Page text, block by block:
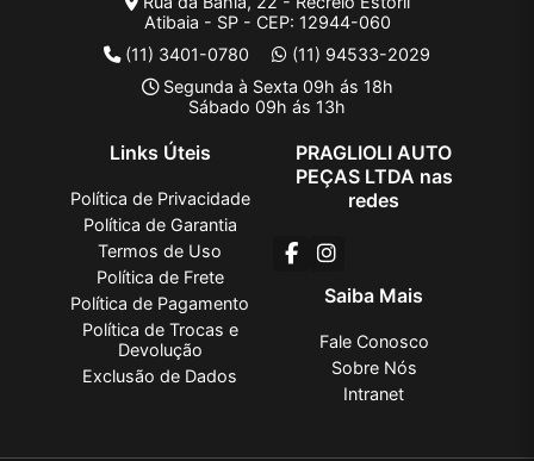
Atibaia - SP - CEP: 12944-060
(11) 3401-0780
(11) 94533-2029
Segunda à Sexta 09h ás 18h
Sábado 09h ás 13h
Links Úteis
Política de Privacidade
Política de Garantia
Termos de Uso
Política de Frete
Política de Pagamento
Política de Trocas e
Devolução
Exclusão de Dados
PRAGLIOLI AUTO
PEÇAS LTDA nas
redes
Saiba Mais
Fale Conosco
Sobre Nós
Intranet